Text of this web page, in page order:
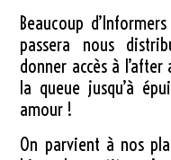
Beaucoup
passera nous
donner accès à
la queue jusqu’à
amour !
On parvient à nos